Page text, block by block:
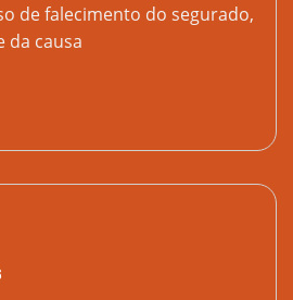
de falecimento do segurado,
da causa